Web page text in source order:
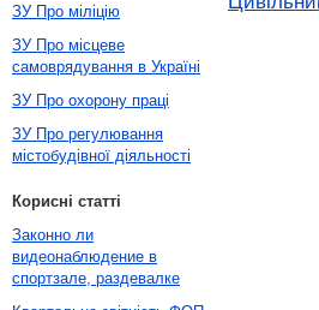
ЗУ Про міліцію
ЗУ Про місцеве
самоврядування в Україні
ЗУ Про охорону праці
ЗУ Про регулювання
містобудівної діяльності
Корисні статті
Законно ли
видеонаблюдение в
спортзале, раздевалке